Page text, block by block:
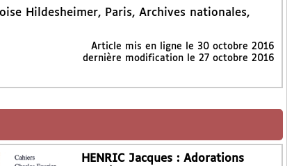
Hildesheimer, Paris, Archives nationales,
Article mis en ligne le 30 octobre 2016
dernière modification le 27 octobre 2016
HENRIC Jacques : Adorations